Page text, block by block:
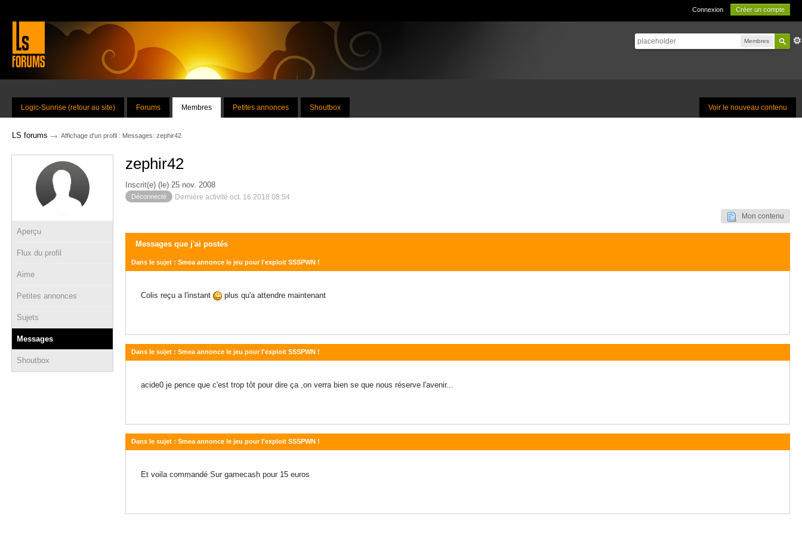
Connexion Créer un compte
Membres
Voir le nouveau contenu
Logic-Sunrise (retour au site) Forums Membres Petites annonces Shoutbox
LS forums → Affichage d'un profil : Messages: zephir42
Aperçu
Flux du profil
Aime
Petites annonces
Sujets
Messages
Shoutbox
zephir42
Inscrit(e) (le) 25 nov. 2008
Déconnecté Dernière activité oct. 16 2018 08:54
Mon contenu
Messages que j'ai postés
Dans le sujet : Smea annonce le jeu pour l'exploit SSSPWN !
Colis reçu a l'instant plus qu'a attendre maintenant
Dans le sujet : Smea annonce le jeu pour l'exploit SSSPWN !
acide0 je pence que c'est trop tôt pour dire ça ,on verra bien se que nous réserve l'avenir...
Dans le sujet : Smea annonce le jeu pour l'exploit SSSPWN !
Et voila commandé Sur gamecash pour 15 euros